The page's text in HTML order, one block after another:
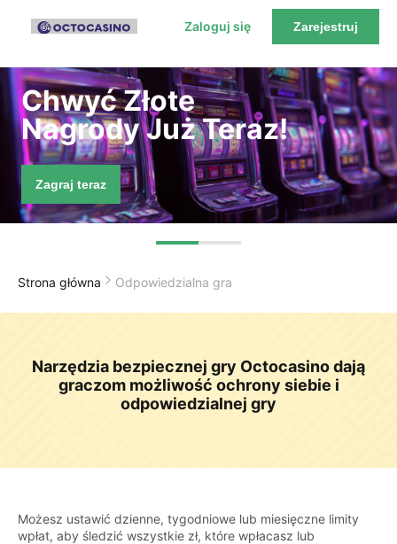
Zaloguj się Zarejestruj
Chwyć Złote
Nagrody Już Teraz!
Zagraj teraz
Strona główna Odpowiedzialna gra
Narzędzia bezpiecznej gry Octocasino dają
graczom możliwość ochrony siebie i
odpowiedzialnej gry
Możesz ustawić dzienne, tygodniowe lub miesięczne limity
wpłat, aby śledzić wszystkie zł, które wpłacasz lub